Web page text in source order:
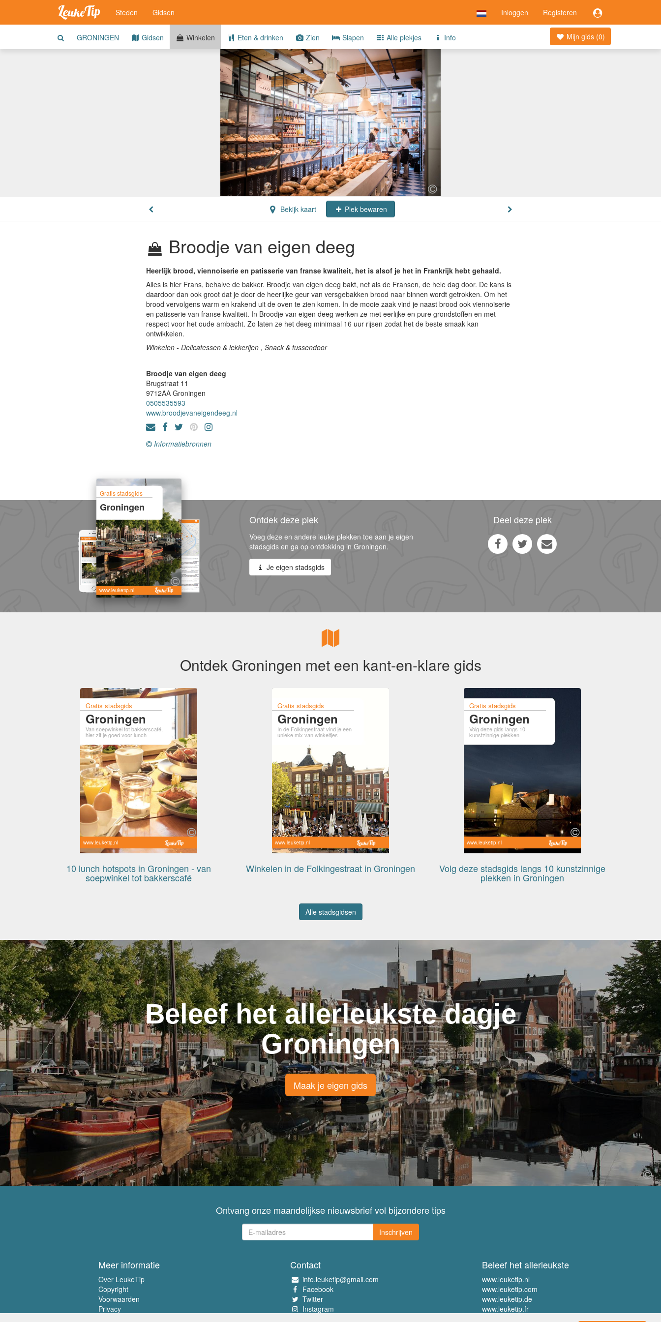
Inloggen Registeren
Steden Gidsen
Mijn gids (0)
GRONINGEN Gidsen Winkelen Eten & drinken Zien Slapen Alle plekjes Info
Bekijk kaart Plek bewaren
Broodje van eigen deeg
Heerlijk brood, viennoiserie en patisserie van franse kwaliteit, het is alsof je het in Frankrijk hebt gehaald.
Alles is hier Frans, behalve de bakker. Broodje van eigen deeg bakt, net als de Fransen, de hele dag door. De kans is
daardoor dan ook groot dat je door de heerlijke geur van versgebakken brood naar binnen wordt getrokken. Om het
brood vervolgens warm en krakend uit de oven te zien komen. In de mooie zaak vind je naast brood ook viennoiserie
en patisserie van franse kwaliteit. In Broodje van eigen deeg werken ze met eerlijke en pure grondstoffen en met
respect voor het oude ambacht. Zo laten ze het deeg minimaal 16 uur rijsen zodat het de beste smaak kan
ontwikkelen.
Winkelen - Delicatessen & lekkerijen , Snack & tussendoor
Broodje van eigen deeg
Brugstraat 11
9712AA Groningen
0505535593
www.broodjevaneigendeeg.nl
Informatiebronnen
Gratis stadsgids
Groningen
www.leuketip.nl
Ontdek deze plek
Voeg deze en andere leuke plekken toe aan je eigen
stadsgids en ga op ontdekking in Groningen.
Je eigen stadsgids
Deel deze plek
Ontdek Groningen met een kant-en-klare gids
Gratis stadsgids
Groningen
Van soepwinkel tot bakkerscafé,
hier zit je goed voor lunch
www.leuketip.nl
10 lunch hotspots in Groningen - van
soepwinkel tot bakkerscafé
Gratis stadsgids
Groningen
In de Folkingestraat vind je een
unieke mix van winkeltjes
www.leuketip.nl
Winkelen in de Folkingestraat in Groningen
Gratis stadsgids
Groningen
Volg deze gids langs 10
kunstzinnige plekken
www.leuketip.nl
Volg deze stadsgids langs 10 kunstzinnige
plekken in Groningen
Alle stadsgidsen
Beleef het allerleukste dagje
Groningen
Maak je eigen gids
Ontvang onze maandelijkse nieuwsbrief vol bijzondere tips
Inschrijven
Meer informatie
Over LeukeTip
Copyright
Voorwaarden
Privacy
Contact
info.leuketip@gmail.com
Facebook
Twitter
Instagram
Beleef het allerleukste
www.leuketip.nl
www.leuketip.com
www.leuketip.de
www.leuketip.fr